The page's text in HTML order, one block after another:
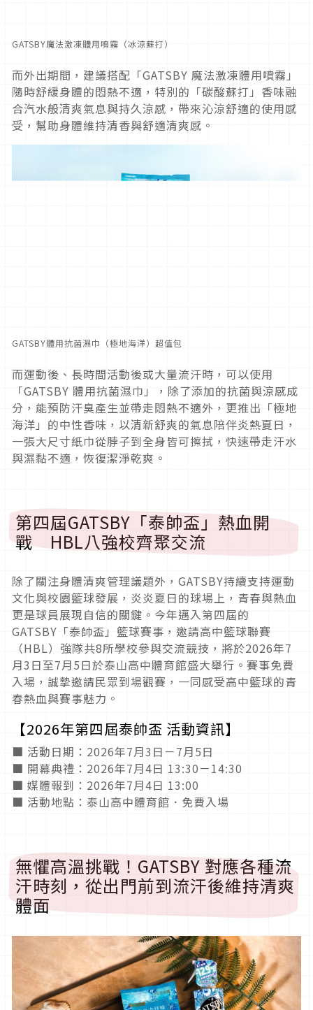
GATSBY魔法激凍體用噴霧（冰涼蘇打）
而外出期間，建議搭配「GATSBY 魔法激凍體用噴霧」
隨時舒緩身體的悶熱不適，特別的「碳酸蘇打」香味融
合汽水般清爽氣息與持久涼感，帶來沁涼舒適的使用感
受，幫助身體維持清香與舒適清爽感。
GATSBY體用抗菌濕巾（極地海洋）超值包
而運動後、長時間活動後或大量流汗時，可以使用
「GATSBY 體用抗菌濕巾」，除了添加的抗菌與涼感成
分，能預防汗臭產生並帶走悶熱不適外，更推出「極地
海洋」的中性香味，以清新舒爽的氣息陪伴炎熱夏日，
一張大尺寸紙巾從脖子到全身皆可擦拭，快速帶走汗水
與濕黏不適，恢復潔淨乾爽。
第四屆GATSBY「泰帥盃」熱血開
戰 HBL八強校齊聚交流
除了關注身體清爽管理議題外，GATSBY持續支持運動
文化與校園籃球發展，炎炎夏日的球場上，青春與熱血
更是球員展現自信的關鍵。今年邁入第四屆的
GATSBY「泰帥盃」籃球賽事，邀請高中籃球聯賽
（HBL）強隊共8所學校參與交流競技，將於2026年7
月3日至7月5日於泰山高中體育館盛大舉行。賽事免費
入場，誠摯邀請民眾到場觀賽，一同感受高中籃球的青
春熱血與賽事魅力。
【2026年第四屆泰帥盃 活動資訊】
■ 活動日期：2026年7月3日－7月5日
■ 開幕典禮：2026年7月4日 13:30－14:30
■ 媒體報到：2026年7月4日 13:00
■ 活動地點：泰山高中體育館．免費入場
無懼高溫挑戰！GATSBY 對應各種流
汗時刻，從出門前到流汗後維持清爽
體面